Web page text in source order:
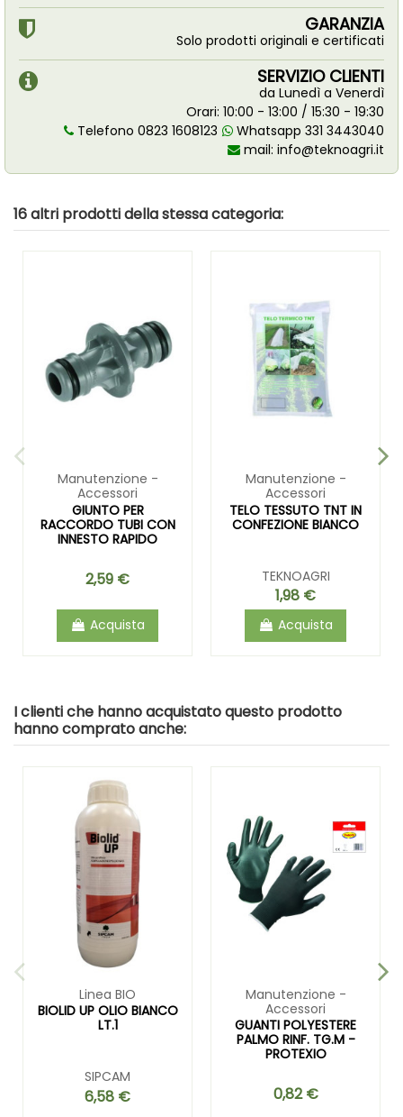
GARANZIA
Solo prodotti originali e certificati
SERVIZIO CLIENTI
da Lunedì a Venerdì
Orari: 10:00 - 13:00 / 15:30 - 19:30
Telefono 0823 1608123
Whatsapp 331 3443040
mail: info@teknoagri.it
16 altri prodotti della stessa categoria:
Manutenzione -
Accessori
GIUNTO PER
RACCORDO TUBI CON
INNESTO RAPIDO
2,59 €
Acquista
Manutenzione -
Accessori
TELO TESSUTO TNT IN
CONFEZIONE BIANCO
TEKNOAGRI
1,98 €
Acquista
I clienti che hanno acquistato questo prodotto
hanno comprato anche:
Linea BIO
BIOLID UP OLIO BIANCO
LT.1
SIPCAM
6,58 €
Manutenzione -
Accessori
GUANTI POLYESTERE
PALMO RINF. TG.M -
PROTEXIO
0,82 €